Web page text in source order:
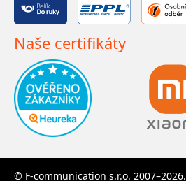
Naše certifikáty
© F-communication s.r.o.